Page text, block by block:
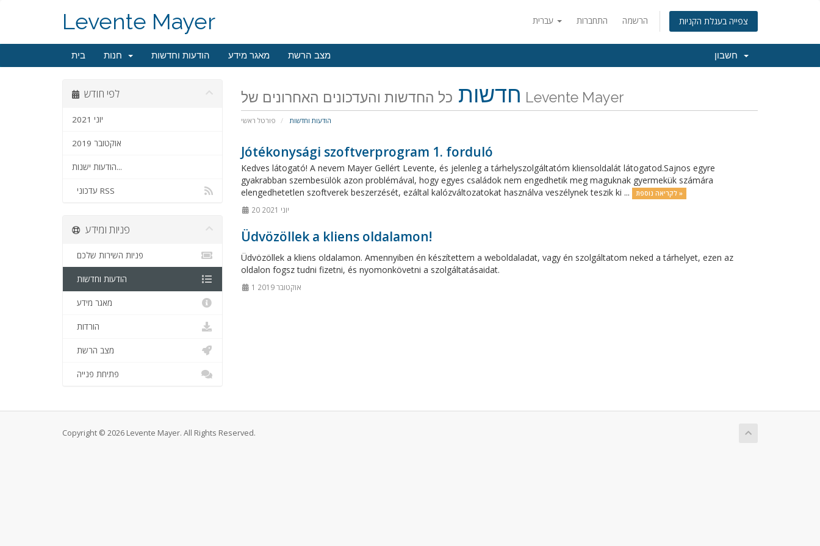
התחברות הרשמה צפייה בעגלת הקניות Levente Mayer
בית הודעות וחדשות מאגר מידע מצב הרשת
חדשות כל החדשות והעדכונים האחרונים של Levente Mayer
פורטל ראשי הודעות וחדשות
לפי חודש
יוני 2021
אוקטובר 2019
הודעות ישנות...
עדכוני RSS
Jótékonysági szoftverprogram 1. forduló
Kedves látogató! A nevem Mayer Gellért Levente, és jelenleg a tárhelyszolgáltatóm kliensoldalát látogatod.Sajnos egyre
gyakrabban szembesülök azon problémával, hogy egyes családok nem engedhetik meg maguknak gyermekük számára
elengedhetetlen szoftverek beszerzését, ezáltal kalózváltozatokat használva veszélynek teszik ki ...
לקריאה נוספת »
20 יוני 2021
Üdvözöllek a kliens oldalamon!
Üdvözöllek a kliens oldalamon. Amennyiben én készítettem a weboldaladat, vagy én szolgáltatom neked a tárhelyet, ezen az
oldalon fogsz tudni fizetni, és nyomonkövetni a szolgáltatásaidat.
1 אוקטובר 2019
פניות ומידע
פניות השירות שלכם
הודעות וחדשות
מאגר מידע
הורדות
מצב הרשת
פתיחת פנייה
Copyright © 2026 Levente Mayer. All Rights Reserved.